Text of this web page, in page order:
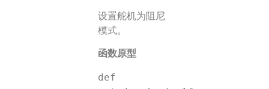
设置舵机为阻尼
模式。
函数原型
def